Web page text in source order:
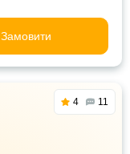
Замовити
4 11